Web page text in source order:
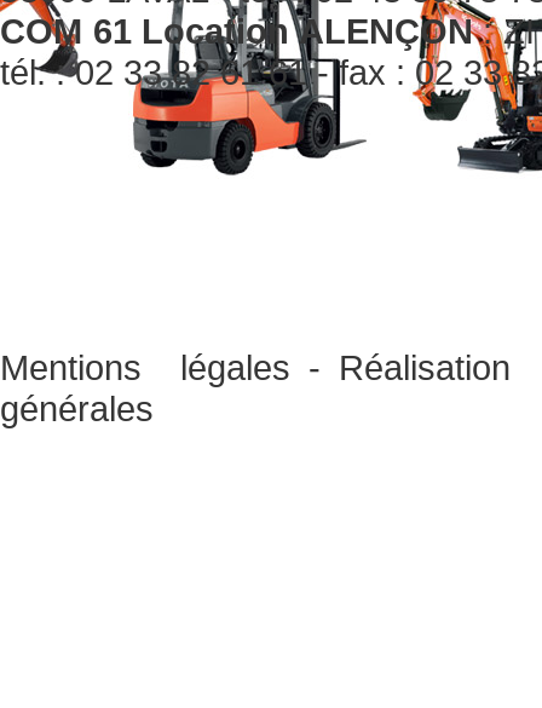
COM 61 Location ALENÇON: ZI
tél. : 02 33 82 61 61 - fax : 02 33
Mentions légales -
générales